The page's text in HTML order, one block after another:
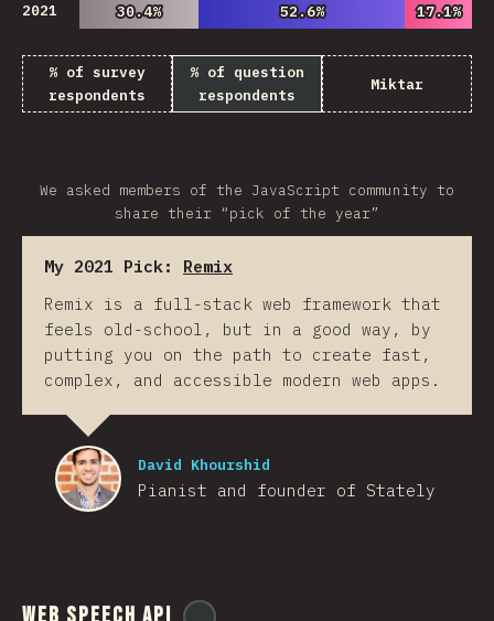
2021 30.4%
30.4% 52.6%
52.6% 17.1%
17.1%
% of survey
respondents
% of question
respondents
Miktar
We asked members of the JavaScript community to
share their “pick of the year”
My 2021 Pick: Remix
Remix is a full-stack web framework that
feels old-school, but in a good way, by
putting you on the path to create fast,
complex, and accessible modern web apps.
David Khourshid
Pianist and founder of Stately